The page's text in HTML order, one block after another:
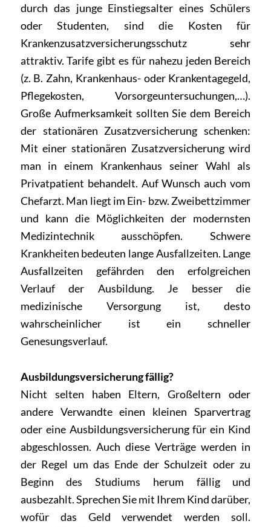
durch das junge Einstiegsalter eines Schülers
oder Studenten, sind die Kosten für
Krankenzusatzversicherungsschutz sehr
attraktiv. Tarife gibt es für nahezu jeden Bereich
(z. B. Zahn, Krankenhaus- oder Krankentagegeld,
Pflegekosten, Vorsorgeuntersuchungen,…).
Große Aufmerksamkeit sollten Sie dem Bereich
der stationären Zusatzversicherung schenken:
Mit einer stationären Zusatzversicherung wird
man in einem Krankenhaus seiner Wahl als
Privatpatient behandelt. Auf Wunsch auch vom
Chefarzt. Man liegt im Ein- bzw. Zweibettzimmer
und kann die Möglichkeiten der modernsten
Medizintechnik ausschöpfen. Schwere
Krankheiten bedeuten lange Ausfallzeiten. Lange
Ausfallzeiten gefährden den erfolgreichen
Verlauf der Ausbildung. Je besser die
medizinische Versorgung ist, desto
wahrscheinlicher ist ein schneller
Genesungsverlauf.
Ausbildungsversicherung fällig?
Nicht selten haben Eltern, Großeltern oder
andere Verwandte einen kleinen Sparvertrag
oder eine Ausbildungsversicherung für ein Kind
abgeschlossen. Auch diese Verträge werden in
der Regel um das Ende der Schulzeit oder zu
Beginn des Studiums herum fällig und
ausbezahlt. Sprechen Sie mit Ihrem Kind darüber,
wofür das Geld verwendet werden soll.